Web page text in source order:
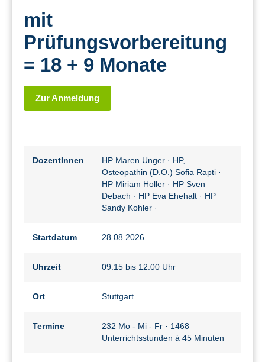
mit
Prüfungsvorbereitung
= 18 + 9 Monate
Zur Anmeldung
DozentInnen HP Maren Unger · HP,
Osteopathin (D.O.) Sofia Rapti ·
HP Miriam Holler · HP Sven
Debach · HP Eva Ehehalt · HP
Sandy Kohler ·
Startdatum 28.08.2026
Uhrzeit 09:15 bis 12:00 Uhr
Ort Stuttgart
Termine
232 Mo - Mi - Fr · 1468
Unterrichtsstunden á 45 Minuten